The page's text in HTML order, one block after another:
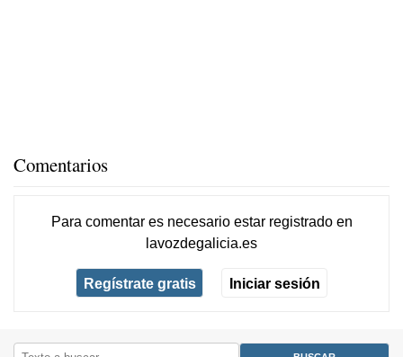
Comentarios
Para comentar es necesario estar registradoen
lavozdegalicia.es
Regístrate gratis Iniciar sesión